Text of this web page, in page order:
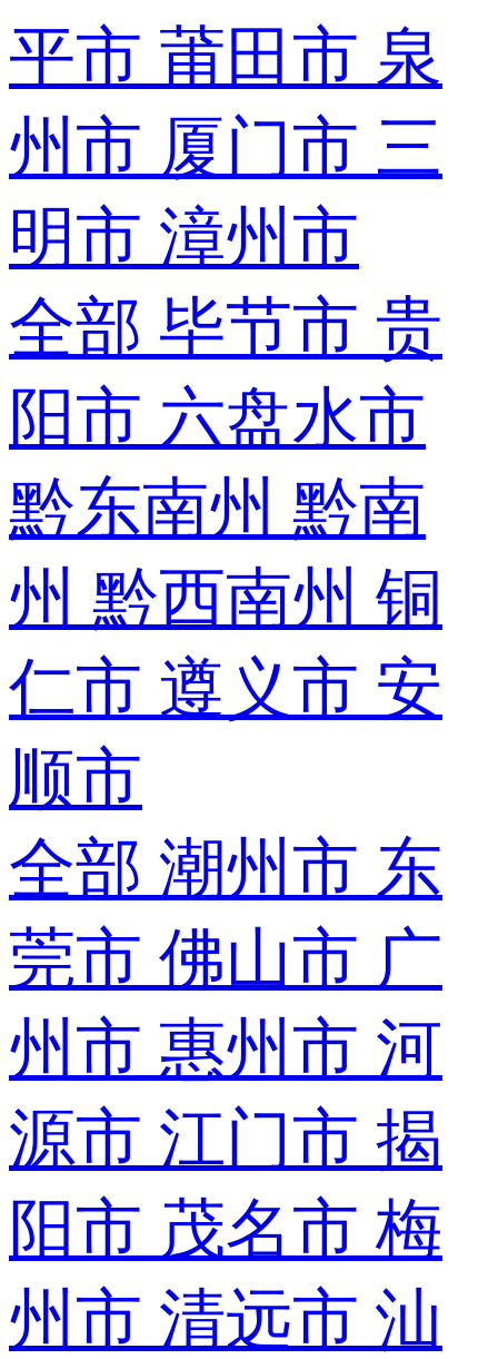
平市 莆田市 泉
州市 厦门市 三
明市 漳州市
全部 毕节市 贵
阳市 六盘水市
黔东南州 黔南
州 黔西南州 铜
仁市 遵义市 安
顺市
全部 潮州市 东
莞市 佛山市 广
州市 惠州市 河
源市 江门市 揭
阳市 茂名市 梅
州市 清远市 汕